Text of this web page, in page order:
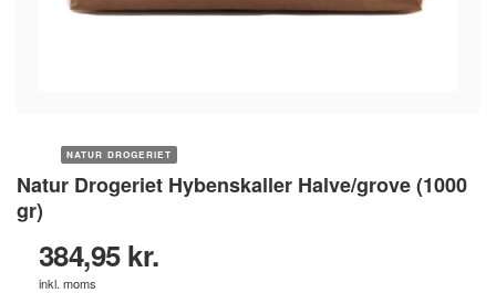
NATUR DROGERIET
Natur Drogeriet Hybenskaller Halve/grove (1000
gr)
384,95 kr.
inkl. moms